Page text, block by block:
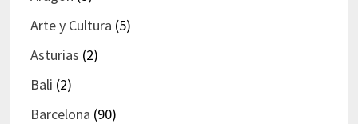
Arte y Cultura (5)
Asturias (2)
Bali (2)
Barcelona (90)